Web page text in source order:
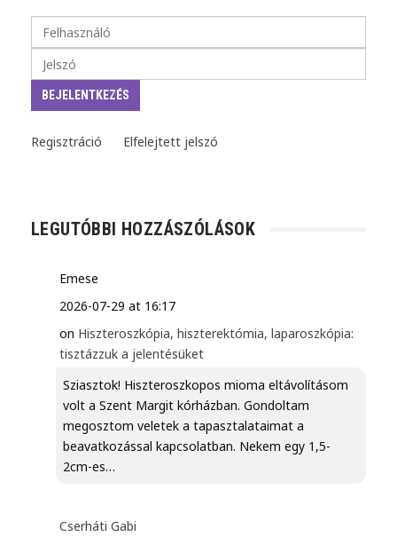
Regisztráció Elfelejtett jelszó
LEGUTÓBBI HOZZÁSZÓLÁSOK
Emese
2026-07-29 at 16:17
on Hiszteroszkópia, hiszterektómia, laparoszkópia:
tisztázzuk a jelentésüket
Sziasztok! Hiszteroszkopos mioma eltávolításom
volt a Szent Margit kórházban. Gondoltam
megosztom veletek a tapasztalataimat a
beavatkozással kapcsolatban. Nekem egy 1,5-
2cm-es…
Cserháti Gabi